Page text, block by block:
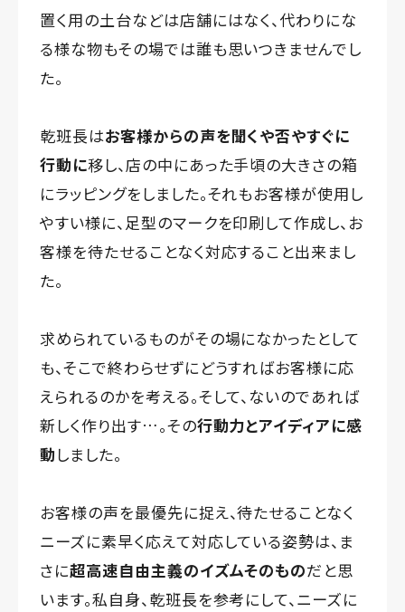
置く用の土台などは店舗にはなく、代わりにな
る様な物もその場では誰も思いつきませんでし
た。
乾班長はお客様からの声を聞くや否やすぐに
行動に移し、店の中にあった手頃の大きさの箱
にラッピングをしました。それもお客様が使用し
やすい様に、足型のマークを印刷して作成し、お
客様を待たせることなく対応すること出来まし
た。
求められているものがその場になかったとして
も、そこで終わらせずにどうすればお客様に応
えられるのかを考える。そして、ないのであれば
新しく作り出す…。その行動力とアイディアに感
動 しました。
お客様の声を最優先に捉え、待たせることなく
ニーズに素早く応えて対応している姿勢は、ま
さに超高速自由主義のイズムそのものだと思
います。私自身、乾班長を参考にして、ニーズに